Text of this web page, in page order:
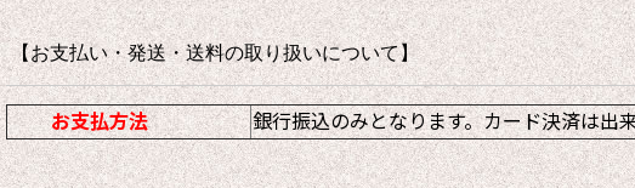
【お支払い・発送・送料の取り扱いについて】
お支払方法 銀行振込のみとなります。カード決済は出